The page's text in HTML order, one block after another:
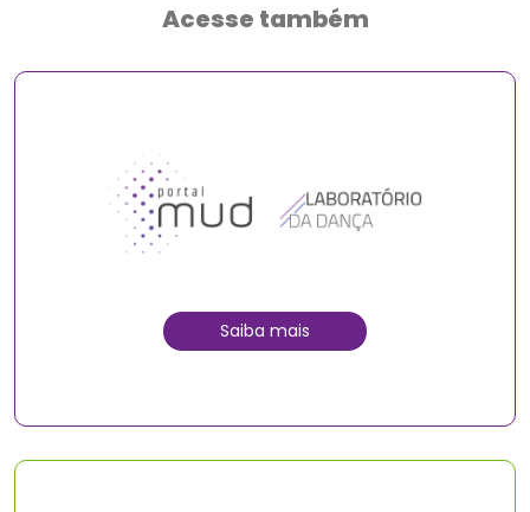
Acesse também
Saiba mais